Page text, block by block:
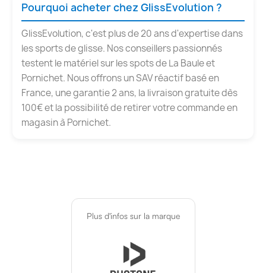
Pourquoi acheter chez GlissEvolution ?
GlissEvolution, c'est plus de 20 ans d'expertise dans
les sports de glisse. Nos conseillers passionnés
testent le matériel sur les spots de La Baule et
Pornichet. Nous offrons un SAV réactif basé en
France, une garantie 2 ans, la livraison gratuite dès
100€ et la possibilité de retirer votre commande en
magasin à Pornichet.
Plus d'infos sur la marque